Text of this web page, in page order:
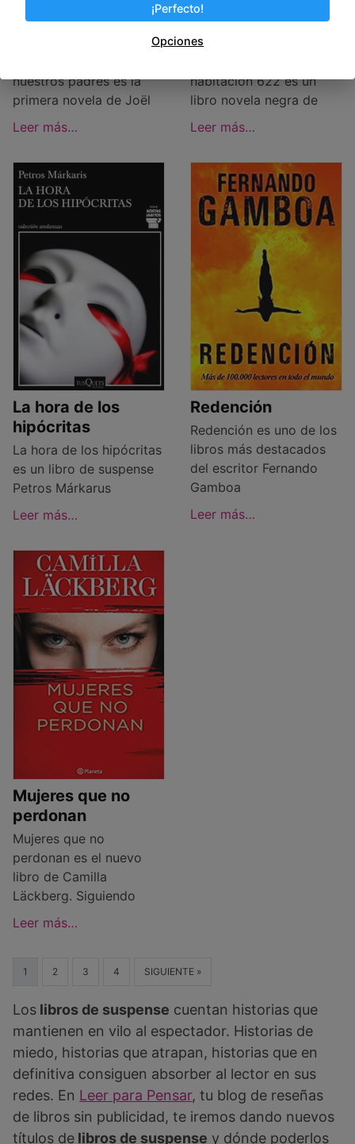
Los últimos días de
nuestros padres es la
primera novela de Joël
Leer más…
El enigma de la
habitación 622
habitación 622 es un
libro novela negra de
Leer más…
La hora de los
hipócritas
La hora de los hipócritas
es un libro de suspense
Petros Márkarus
Leer más…
Redención
Redención es uno de los
libros más destacados
del escritor Fernando
Gamboa
Leer más…
Mujeres que no
perdonan
Mujeres que no
perdonan es el nuevo
libro de Camilla
Läckberg. Siguiendo
Leer más…
1 2 3 4 SIGUIENTE »
Los libros de suspense cuentan historias que
mantienen en vilo al espectador. Historias de
miedo, historias que atrapan, historias que en
definitiva consiguen absorber al lector en sus
redes. En Leer para Pensar, tu blog de reseñas
de libros sin publicidad, te iremos dando nuevos
títulos de libros de suspense y dónde poderlos
¡Perfecto!
Opciones